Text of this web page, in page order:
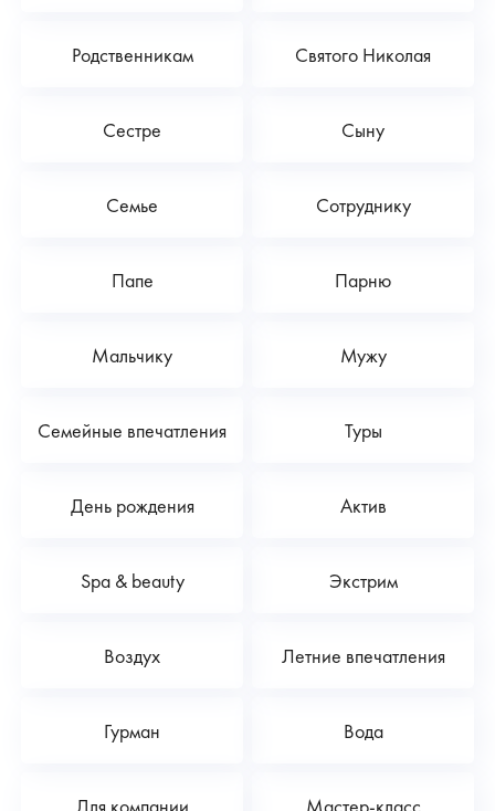
Родственникам Святого Николая
Сестре Сыну
Семье Сотруднику
Папе Парню
Мальчику Мужу
Семейные впечатления Туры
День рождения Актив
Spa & beauty Экстрим
Воздух Летние впечатления
Гурман Вода
Для компании Мастер-класс